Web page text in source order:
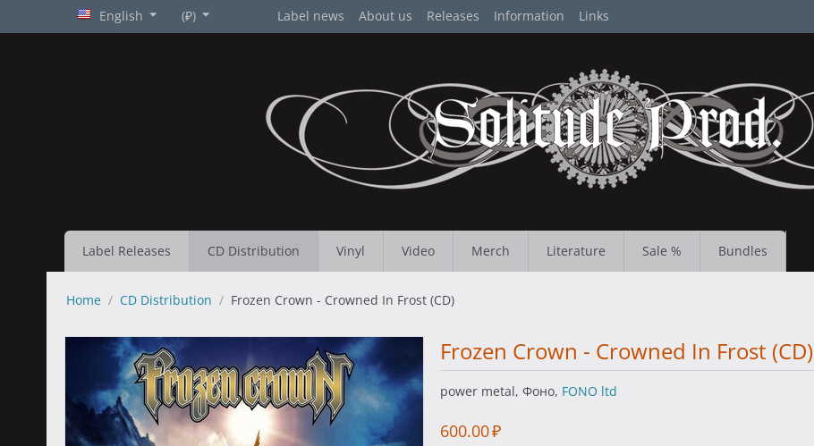
English (₽) Label news About us Releases Information Links
Label Releases CD Distribution Vinyl Video Merch Literature Sale % Bundles
Home / CD Distribution / Frozen Crown - Crowned In Frost (CD)
Frozen Crown - Crowned In Frost (CD)
power metal, Фоно, FONO ltd
600.00₽